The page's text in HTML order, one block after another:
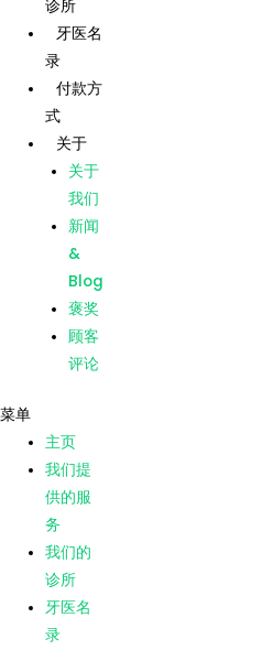
主页
我们提
供的服
务
我们的
诊所
牙医名
付款方
式
关于
新闻
&
Blog
顾客
评论
诊所
牙医名
录
付款方
式
关于
关于
我们
新闻
&
Blog
褒奖
顾客
评论
菜单
主页
我们提
供的服
务
我们的
诊所
牙医名
录